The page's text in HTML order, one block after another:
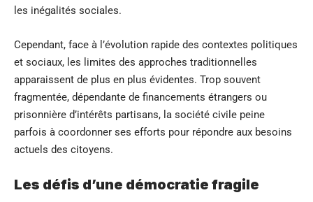
les inégalités sociales.
Cependant, face à l’évolution rapide des contextes politiques
et sociaux, les limites des approches traditionnelles
apparaissent de plus en plus évidentes. Trop souvent
fragmentée, dépendante de financements étrangers ou
prisonnière d’intérêts partisans, la société civile peine
parfois à coordonner ses efforts pour répondre aux besoins
actuels des citoyens.
Les défis d’une démocratie fragile